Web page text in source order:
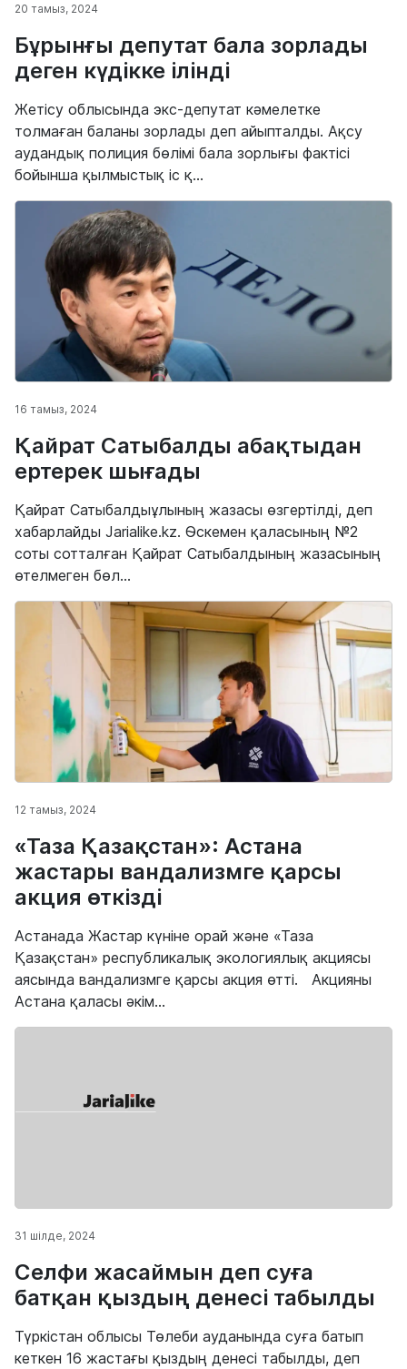
20 тамыз, 2024
Бұрынғы депутат бала зорлады
деген күдікке ілінді
Жетісу облысында экс-депутат кәмелетке
толмаған баланы зорлады деп айыпталды. Ақсу
аудандық полиция бөлімі бала зорлығы фактісі
бойынша қылмыстық іс қ...
16 тамыз, 2024
Қайрат Сатыбалды абақтыдан
ертерек шығады
Қайрат Сатыбалдыұлының жазасы өзгертілді, деп
хабарлайды Jarialike.kz. Өскемен қаласының №2
соты сотталған Қайрат Сатыбалдының жазасының
өтелмеген бөл...
12 тамыз, 2024
«Таза Қазақстан»: Астана
жастары вандализмге қарсы
акция өткізді
Астанада Жастар күніне орай және «Таза
Қазақстан» республикалық экологиялық акциясы
аясында вандализмге қарсы акция өтті. Акцияны
Астана қаласы әкім...
31 шілде, 2024
Селфи жасаймын деп суға
батқан қыздың денесі табылды
Түркістан облысы Төлеби ауданында суға батып
кеткен 16 жастағы қыздың денесі табылды, деп